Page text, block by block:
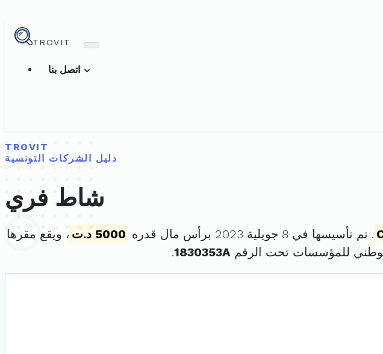
TROVIT
TROVIT
دليل الشركات التونسية
شاط فري
. تم تأسيسها في 8 جويلية 2023 برأس مال قدره 5000 د.ت
، ويقع مقرها
للمؤسسات تحت الرقم 1830353A
.